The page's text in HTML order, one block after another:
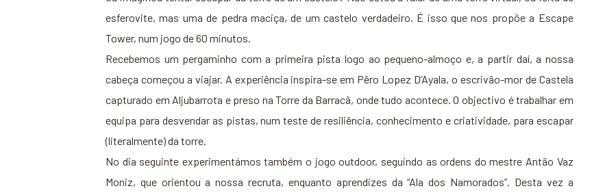
esferovite, mas uma de pedra maciça, de um castelo verdadeiro. É isso que nos propõe a Escape
Tower, num jogo de 60 minutos.
Recebemos um pergaminho com a primeira pista logo ao pequeno-almoço e, a partir daí, a nossa
cabeça começou a viajar. A experiência inspira-se em Pêro Lopez D’Ayala, o escrivão-mor de Castela
capturado em Aljubarrota e preso na Torre da Barracã, onde tudo acontece. O objectivo é trabalhar em
equipa para desvendar as pistas, num teste de resiliência, conhecimento e criatividade, para escapar
(literalmente) da torre.
No dia seguinte experimentámos também o jogo outdoor, seguindo as ordens do mestre Antão Vaz
Moniz, que orientou a nossa recruta, enquanto aprendizes da “Ala dos Namorados”. Desta vez a